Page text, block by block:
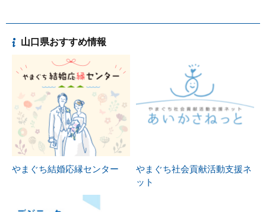
山口県おすすめ情報
やまぐち結婚応縁センター
やまぐち社会貢献活動支援ネ
ット